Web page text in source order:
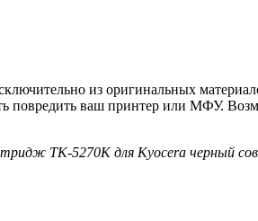
из оригинальных
повредить ваш принтер или МФУ.
TK-5270K для Kyocera черный